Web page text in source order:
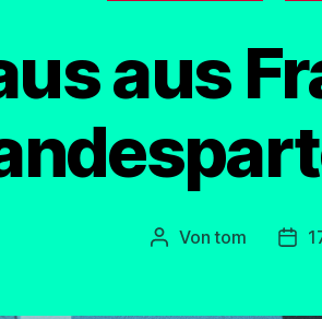
aus
Beitragsautor
Vontom